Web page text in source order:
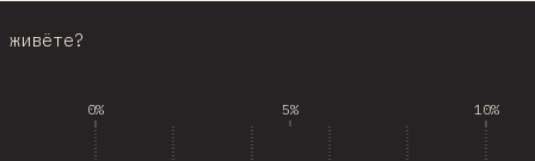
0% 5% 10%